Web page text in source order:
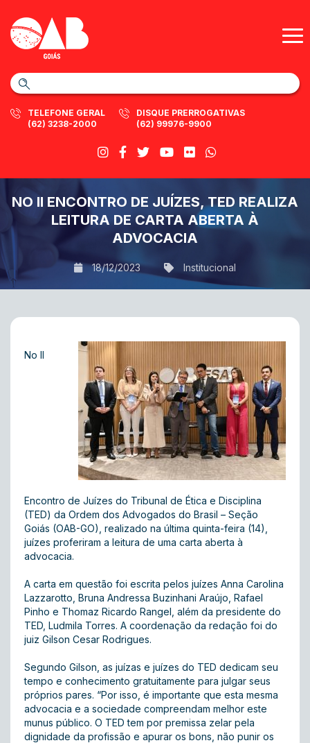
TELEFONE GERAL
(62) 3238-2000
DISQUE PRERROGATIVAS
(62) 99976-9900
NO II ENCONTRO DE JUÍZES, TED REALIZA
LEITURA DE CARTA ABERTA À
ADVOCACIA
18/12/2023 Institucional
No II
Encontro de Juízes do Tribunal de Ética e Disciplina
(TED) da Ordem dos Advogados do Brasil – Seção
Goiás (OAB-GO), realizado na última quinta-feira (14),
juízes proferiram a leitura de uma carta aberta à
advocacia.
A carta em questão foi escrita pelos juízes Anna Carolina
Lazzarotto, Bruna Andressa Buzinhani Araújo, Rafael
Pinho e Thomaz Ricardo Rangel, além da presidente do
TED, Ludmila Torres. A coordenação da redação foi do
juiz Gilson Cesar Rodrigues.
Segundo Gilson, as juízas e juízes do TED dedicam seu
tempo e conhecimento gratuitamente para julgar seus
próprios pares. “Por isso, é importante que esta mesma
advocacia e a sociedade compreendam melhor este
munus público. O TED tem por premissa zelar pela
dignidade da profissão e apurar os bons, não punir os